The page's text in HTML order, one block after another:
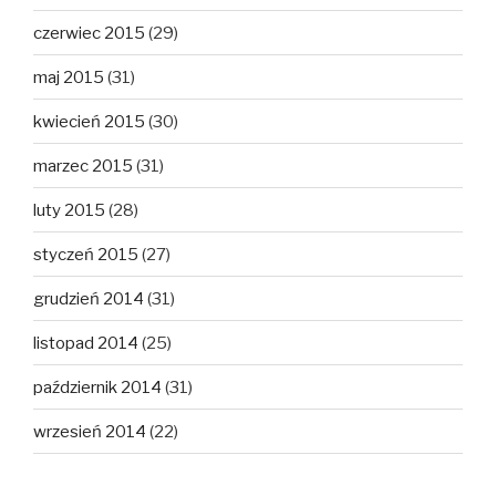
czerwiec 2015 (29)
maj 2015 (31)
kwiecień 2015 (30)
marzec 2015 (31)
luty 2015 (28)
styczeń 2015 (27)
grudzień 2014 (31)
listopad 2014 (25)
październik 2014 (31)
wrzesień 2014 (22)